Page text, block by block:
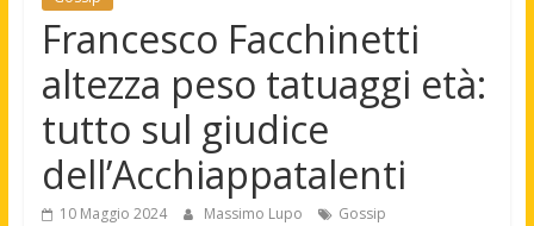
Francesco Facchinetti
altezza peso tatuaggi età:
tutto sul giudice
dell’Acchiappatalenti
10 Maggio 2024 Massimo Lupo Gossip